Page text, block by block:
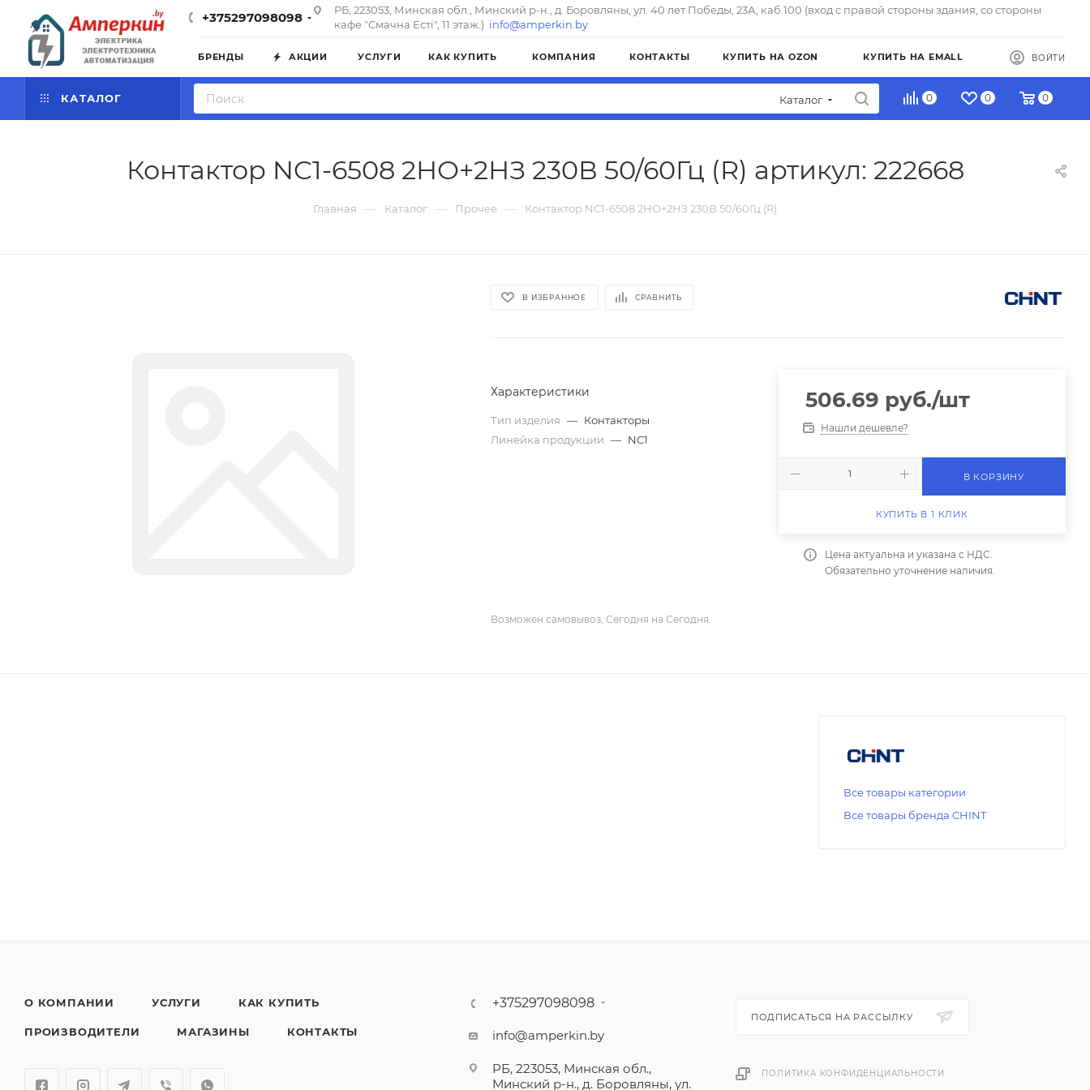
+375297098098
РБ, 223053, Минская обл., Минский р-н., д. Боровляны, ул. 40 лет Победы, 23А, каб.100 (вход с правой стороны здания, со стороны
кафе "Смачна Естi", 11 этаж.) info@amperkin.by
БРЕНДЫ АКЦИИ УСЛУГИ КАК КУПИТЬ КОМПАНИЯ КОНТАКТЫ КУПИТЬ НА OZON КУПИТЬ НА EMALL ВОЙТИ
КАТАЛОГ Каталог 0 0 0
Контактор NC1-6508 2НО+2НЗ 230В 50/60Гц (R) артикул: 222668
Главная — Каталог — Прочее — Контактор NC1-6508 2НО+2НЗ 230В 50/60Гц (R)
В ИЗБРАННОЕ СРАВНИТЬ
Характеристики
Тип изделия — Контакторы
Линейка продукции — NC1
506.69 руб./шт
Нашли дешевле?
В КОРЗИНУ
КУПИТЬ В 1 КЛИК
Цена актуальна и указана с НДС.
Обязательно уточнение наличия.
Возможен самовывоз, Сегодня на Сегодня.
Все товары категории
Все товары бренда CHINT
О КОМПАНИИ УСЛУГИ КАК КУПИТЬ
ПРОИЗВОДИТЕЛИ МАГАЗИНЫ КОНТАКТЫ
+375297098098
info@amperkin.by
РБ, 223053, Минская обл.,
Минский р-н., д. Боровляны, ул.
ПОДПИСАТЬСЯ НА РАССЫЛКУ
ПОЛИТИКА КОНФИДЕНЦИАЛЬНОСТИ